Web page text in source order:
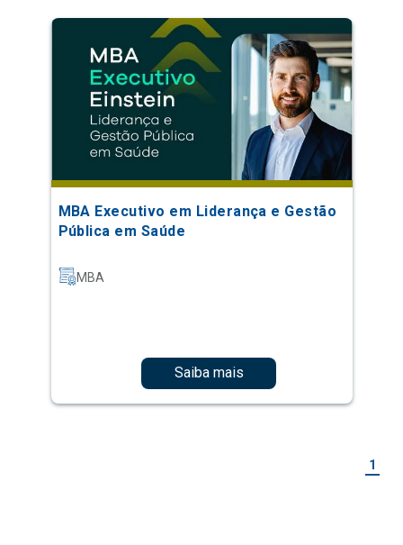
MBA Executivo em Liderança e Gestão
Pública em Saúde
MBA
Saiba mais
1